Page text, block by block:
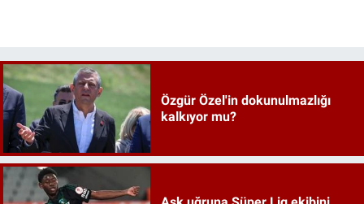
Özgür Özel'in dokunulmazlığı
kalkıyor mu?